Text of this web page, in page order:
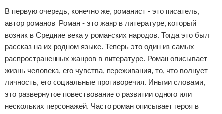
В первую очередь, конечно же, романист - это писатель,
автор романов. Роман - это жанр в литературе, который
возник в Средние века у романских народов. Тогда это был
рассказ на их родном языке. Теперь это один из самых
распространенных жанров в литературе. Роман описывает
жизнь человека, его чувства, переживания, то, что волнует
личность, его социальные противоречия. Иными словами,
это развернутое повествование о развитии одного или
нескольких персонажей. Часто роман описывает героя в